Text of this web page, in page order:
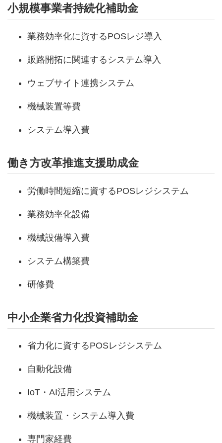
小規模事業者持続化補助金
業務効率化に資するPOSレジ導入
販路開拓に関連するシステム導入
ウェブサイト連携システム
機械装置等費
システム導入費
働き方改革推進支援助成金
労働時間短縮に資するPOSレジシステム
業務効率化設備
機械設備導入費
システム構築費
研修費
中小企業省力化投資補助金
省力化に資するPOSレジシステム
自動化設備
IoT・AI活用システム
機械装置・システム導入費
専門家経費